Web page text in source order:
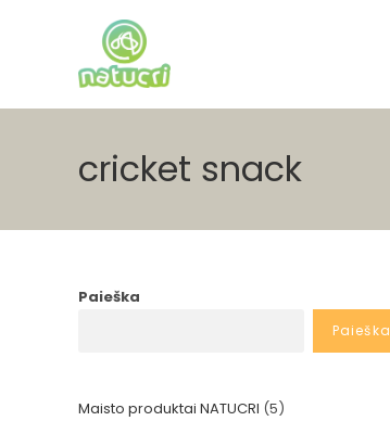
cricket snack
Paieška
Paieška
Maisto produktai NATUCRI 55